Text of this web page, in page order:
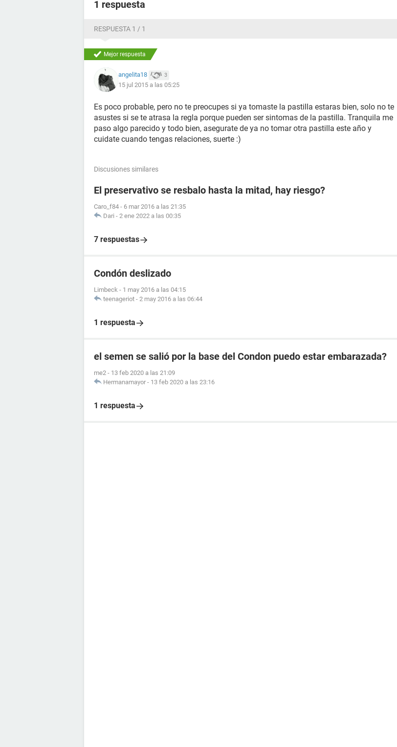
1 respuesta
RESPUESTA 1 / 1
Mejor respuesta
angelita18 3
15 jul 2015 a las 05:25
Es poco probable, pero no te preocupes si ya tomaste la pastilla estaras bien, solo no te
asustes si se te atrasa la regla porque pueden ser sintomas de la pastilla. Tranquila me
paso algo parecido y todo bien, asegurate de ya no tomar otra pastilla este año y
cuidate cuando tengas relaciones, suerte :)
Discusiones similares
El preservativo se resbalo hasta la mitad, hay riesgo?
Caro_f84 - 6 mar 2016 a las 21:35
Dari - 2 ene 2022 a las 00:35
7 respuestas
Condón deslizado
Limbeck - 1 may 2016 a las 04:15
teenageriot - 2 may 2016 a las 06:44
1 respuesta
el semen se salió por la base del Condon puedo estar embarazada?
me2 - 13 feb 2020 a las 21:09
Hermanamayor - 13 feb 2020 a las 23:16
1 respuesta